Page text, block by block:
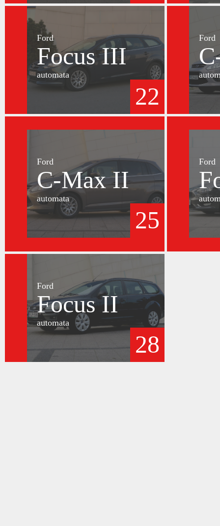
Ford
Focus III
automata
22
Ford
Ford
C-Max II
automata
25
Ford
Ford
Focus II
automata
28